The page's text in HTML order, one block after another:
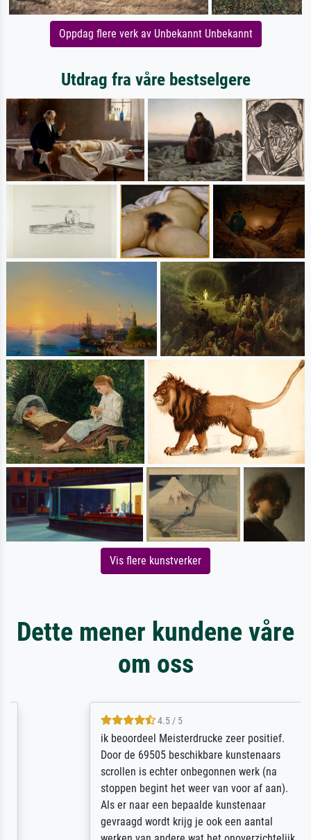
Oppdag flere verk av Unbekannt Unbekannt
Utdrag fra våre bestselgere
Vis flere kunstverker
Dette mener kundene våre
om oss
4.5 / 5
ik beoordeel Meisterdrucke zeer positief.
Door de 69505 beschikbare kunstenaars
scrollen is echter onbegonnen werk (na
stoppen begint het weer van voor af aan).
Als er naar een bepaalde kunstenaar
gevraagd wordt krijg je ook een aantal